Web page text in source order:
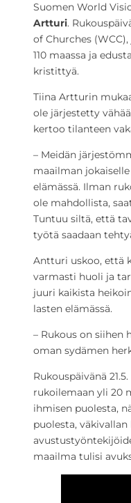
Suomen World
Artturi.
of Churches
110 maassa ja
kristittyä.
Tiina Artturin
ole järjestetty
kertoo tilanteen
– Meidän
maailman
elämässä. Ilman
ole mahdollista,
Tuntuu siltä, että
työtä saadaan
Antturi uskoo, että
varmasti huoli ja
juuri kaikista
lasten elämässä.
– Rukous on siihen
oman sydämen
Rukouspäivänä
rukoilemaan yli 20
ihmisen puolesta,
puolesta,
maailma tulisi